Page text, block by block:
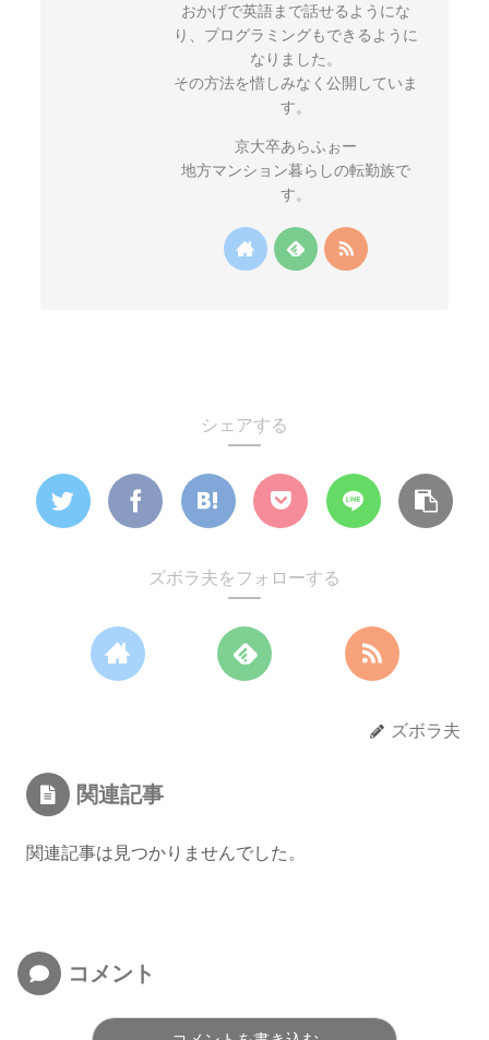
おかげで英語まで話せるようにな
り、プログラミングもできるように
なりました。
その方法を惜しみなく公開していま
す。
京大卒あらふぉー
地方マンション暮らしの転勤族で
す。
シェアする
ズボラ夫をフォローする
ズボラ夫
関連記事
関連記事は見つかりませんでした。
コメント